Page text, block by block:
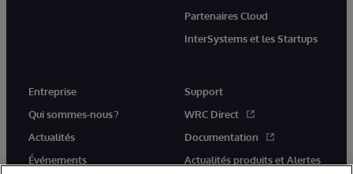
Partenaires Cloud
InterSystems et les Startups
Entreprise
Qui sommes-nous ?
Actualités
Événements
Support
WRC Direct
Documentation
Actualités produits et Alertes